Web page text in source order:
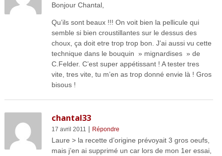
Bonjour Chantal,
Qu’ils sont beaux !!! On voit bien la pellicule qui
semble si bien croustillantes sur le dessus des
choux, ça doit etre trop trop bon. J’ai aussi vu cette
technique dans le bouquin » mignardises » de
C.Felder. C’est super appétissant ! A tester tres
vite, tres vite, tu m’en as trop donné envie là ! Gros
bisous !
chantal33
17 avril 2011 | Répondre
Laure > la recette d’origine prévoyait 3 gros oeufs,
mais j’en ai supprimé un car lors de mon 1er essai,